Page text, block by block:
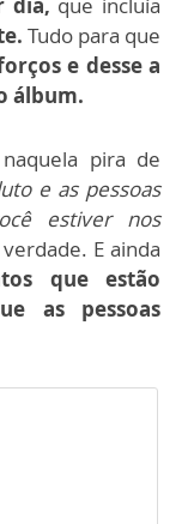
dia, que incluía
Tudo para que
e desse a
álbum.
pira de
e as pessoas
estiver nos
E ainda
que estão
as pessoas